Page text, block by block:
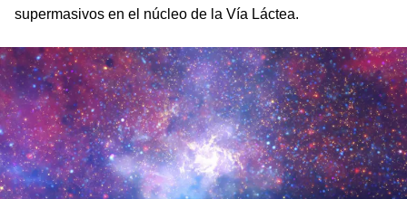
supermasivos en el núcleo de la Vía Láctea.